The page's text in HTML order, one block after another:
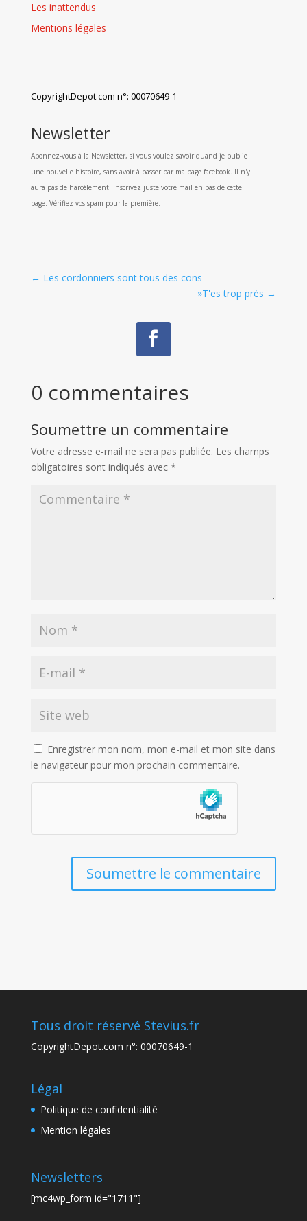
Les inattendus
Mentions légales
CopyrightDepot.com n°: 00070649-1
Newsletter
Abonnez-vous à la Newsletter, si vous voulez savoir quand je publie
une nouvelle histoire, sans avoir à passer par ma page facebook. Il n'y
aura pas de harcèlement. Inscrivez juste votre mail en bas de cette
page. Vérifiez vos spam pour la première.
← Les cordonniers sont tous des cons
»T'es trop près →
0 commentaires
Soumettre un commentaire
Votre adresse e-mail ne sera pas publiée. Les champs
obligatoires sont indiqués avec *
Enregistrer mon nom, mon e-mail et mon site dans
le navigateur pour mon prochain commentaire.
Soumettre le commentaire
Tous droit réservé Stevius.fr
CopyrightDepot.com n°: 00070649-1
Légal
Politique de confidentialité
Mention légales
Newsletters
[mc4wp_form id="1711"]